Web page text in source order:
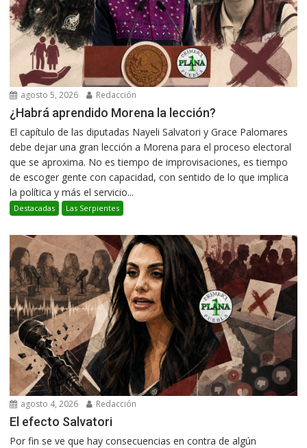
agosto 5, 2026 Redacción
¿Habrá aprendido Morena la lección?
El capítulo de las diputadas Nayeli Salvatori y Grace Palomares
debe dejar una gran lección a Morena para el proceso electoral
que se aproxima. No es tiempo de improvisaciones, es tiempo
de escoger gente con capacidad, con sentido de lo que implica
la política y más el servicio...
Destacadas Las Serpientes
agosto 4, 2026 Redacción
El efecto Salvatori
Por fin se ve que hay consecuencias en contra de algún